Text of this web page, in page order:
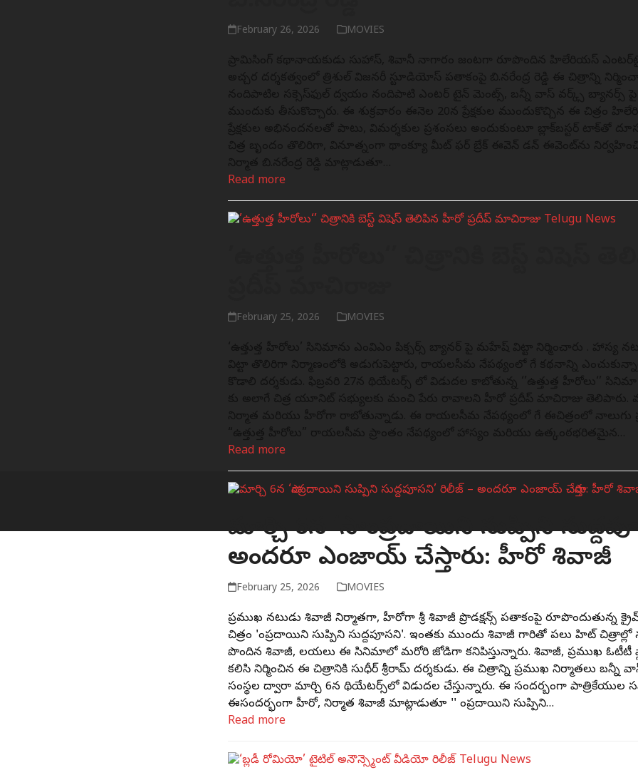
February 26, 2026 MOVIES
Read more
February 25, 2026 MOVIES
Read more
మార్చి 6న ‘సాంప్రదాయిని సుప్పిని
అందరూ ఎంజాయ్ చేస్తారు: హీరో శివాజీ
February 25, 2026 MOVIES
ప్రముఖ నటుడు శివాజీ నిర్మాతగా, హీరోగా శ్రీ శివాజీ ప్రొడక్షన్స్ పతాకంపై రూపొందుతున్న
చిత్రం 'సాంప్రదాయిని సుప్పిని సుద్దపూసని'. ఇంతకు ముందు శివాజీ గారితో పలు హిట్‌
పొందిన శివాజీ, లయలు ఈ సినిమాలో మరోసారి జోడిగా కనిపిస్తున్నారు. శివాజీ, ప్రముఖ
కలిసి నిర్మించిన ఈ చిత్రానికి సుధీర్‌ శ్రీరామ్‌ దర్శకుడు. ఈ చిత్రాన్ని ప్రముఖ నిర్మాతలు
సంస్థల ద్వారా మార్చి 6న థియేటర్స్‌లో విడుదల చేస్తున్నారు. ఈ సందర్బంగా పాత్రికేయుల
ఈసందర్భంగా హీరో, నిర్మాత శివాజీ మాట్లాడుతూ '' సాంప్రదాయిని సుప్పిని…
Read more